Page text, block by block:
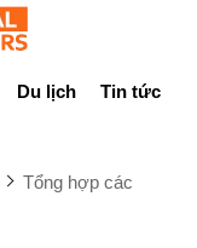
Du lịch Tin tức
Tổng hợp các